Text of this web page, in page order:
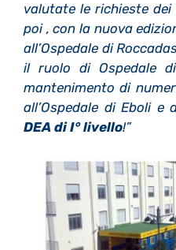
valutate le richieste
poi , con la nuova
all’Ospedale di
il ruolo di Ospedale
mantenimento di
all’Ospedale di Eboli
DEA di I° livello!”